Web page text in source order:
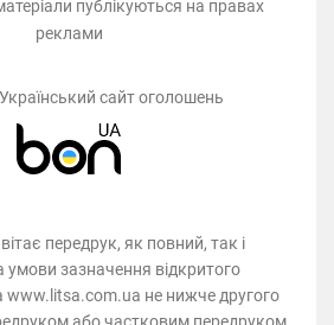
публікуються на правах
реклами
сайт оголошень
передрук, як повний, так і
умови зазначення відкритого
www.litsa.com.ua не нижче другого
або частковим передруком